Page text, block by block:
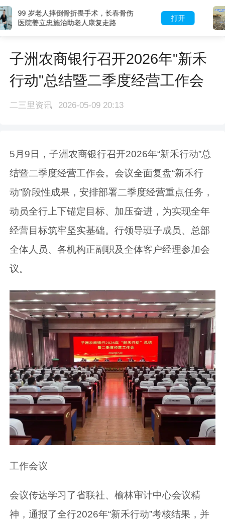
大庆肇州一河流成乳白“牛奶河” 水质
浑浊、气味刺鼻、水草枯黄腐烂 当地
子洲农商银行召开2026年"新禾
行动"总结暨二季度经营工作会
二三里资讯 2026-05-09 20:13
5月9日，子洲农商银行召开2026年“新禾行动”总
结暨二季度经营工作会。会议全面复盘“新禾行
动”阶段性成果，安排部署二季度经营重点任务，
动员全行上下锚定目标、加压奋进，为实现全年
经营目标筑牢坚实基础。行领导班子成员、总部
全体人员、各机构正副职及全体客户经理参加会
议。
工作会议
会议传达学习了省联社、榆林审计中心会议精
神，通报了全行2026年“新禾行动”考核结果，并